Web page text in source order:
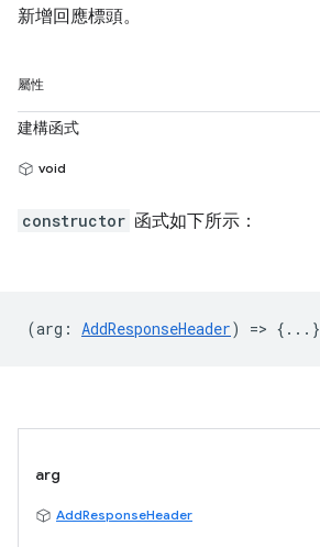
新增回應標頭。
屬性
建構函式
void
constructor 函式如下所示：
(arg : AddResponseHeader) => {...}
arg
AddResponseHeader